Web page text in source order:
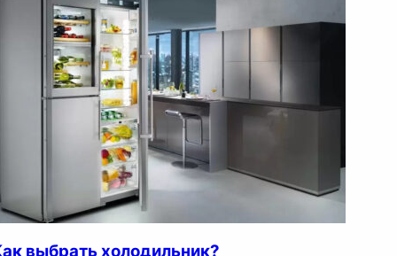
выбрать холодильник?